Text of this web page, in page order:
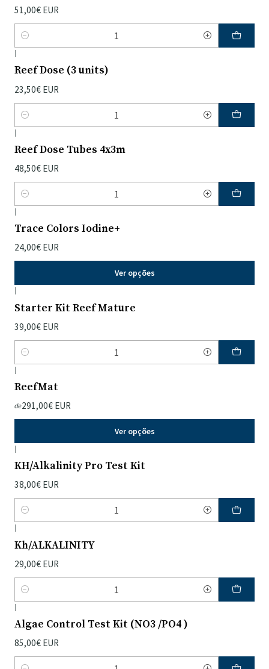
51,00€ EUR
Quantidade
|
Reef Dose (3 units)
23,50€ EUR
Quantidade
|
Reef Dose Tubes 4x3m
48,50€ EUR
Quantidade
|
Trace Colors Iodine+
24,00€ EUR
Ver opções
|
Starter Kit Reef Mature
39,00€ EUR
Quantidade
|
ReefMat
de291,00€ EUR
Ver opções
|
KH/Alkalinity Pro Test Kit
38,00€ EUR
Quantidade
|
Kh/ALKALINITY
29,00€ EUR
Quantidade
|
Algae Control Test Kit (NO3 /PO4 )
85,00€ EUR